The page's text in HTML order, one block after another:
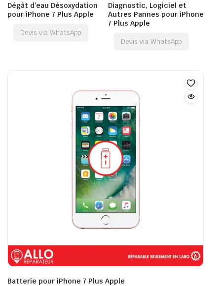
Dégât d’eau Désoxydation
pour iPhone 7 Plus Apple
Devis via WhatsApp
Diagnostic, Logiciel et
Autres Pannes pour iPhone
7 Plus Apple
Devis via WhatsApp
Batterie pour iPhone 7 Plus Apple